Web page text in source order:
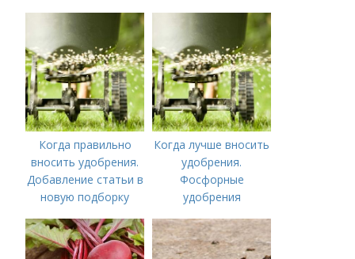
Когда правильно
вносить удобрения.
Добавление статьи в
новую подборку
Когда лучше вносить
удобрения.
Фосфорные
удобрения